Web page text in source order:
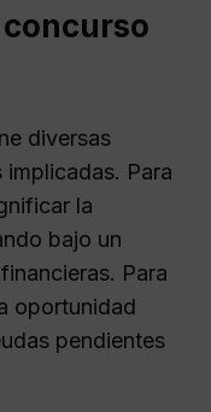
diversas
Para
la
bajo un
Para
oportunidad
pendientes